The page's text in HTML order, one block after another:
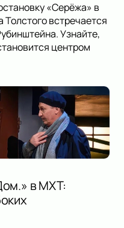
«Серёжа» в
встречается
Узнайте,
центром
в МХТ: